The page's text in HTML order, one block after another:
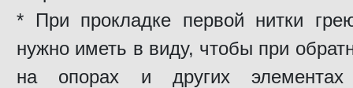
* При прокладке первой нитки
нужно иметь в виду, чтобы при
на опорах и других